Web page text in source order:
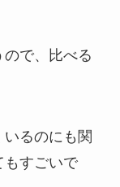
で、比べる
るのにも関
もすごいで